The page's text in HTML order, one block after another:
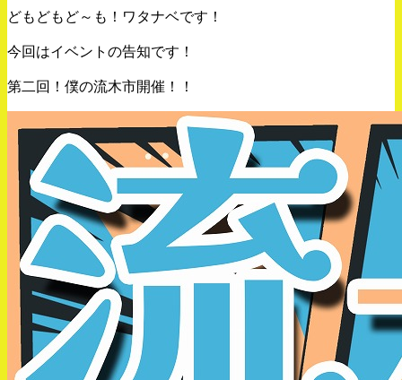
どもどもど～も！ワタナベです！
今回はイベントの告知です！
第二回！僕の流木市開催！！